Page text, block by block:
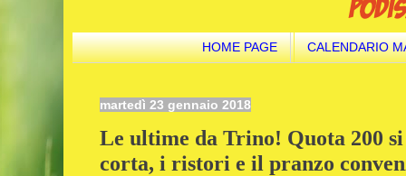
HOME PAGE CALENDARIO
martedì 23 gennaio 2018
Le ultime da Trino! Quota 200
corta, i ristori e il pranzo